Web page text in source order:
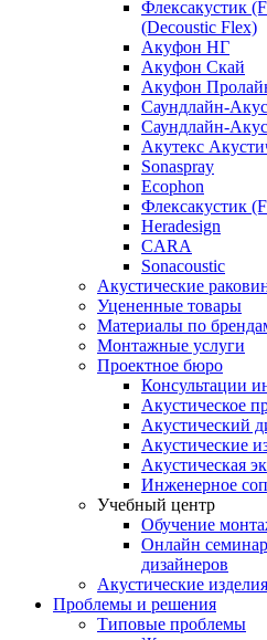
Флексакустик
(Decoustic Flex)
Акуфон НГ
Акуфон Скай
Акуфон
Саундлайн-
Саундлайн-
Акутекс
Sonaspray
Ecophon
Флексакустик
Heradesign
CARA
Sonacoustic
Акустические
Уцененные товары
Материалы по
Монтажные услуги
Проектное бюро
Консультации
Акустическое
Акустический
Акустические
Акустическая
Инженерное
Учебный центр
Обучение
Онлайн
дизайнеров
Акустические
Проблемы и решения
Типовые проблемы